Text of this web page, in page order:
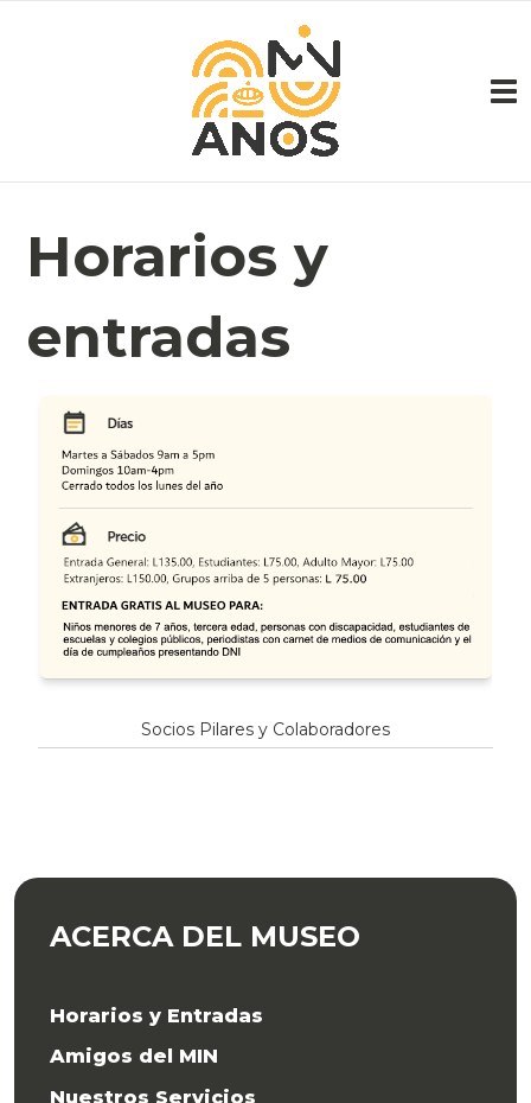
Horarios y
entradas
Socios Pilares y Colaboradores
ACERCA DEL MUSEO
Horarios y Entradas
Amigos del MIN
Nuestros Servicios